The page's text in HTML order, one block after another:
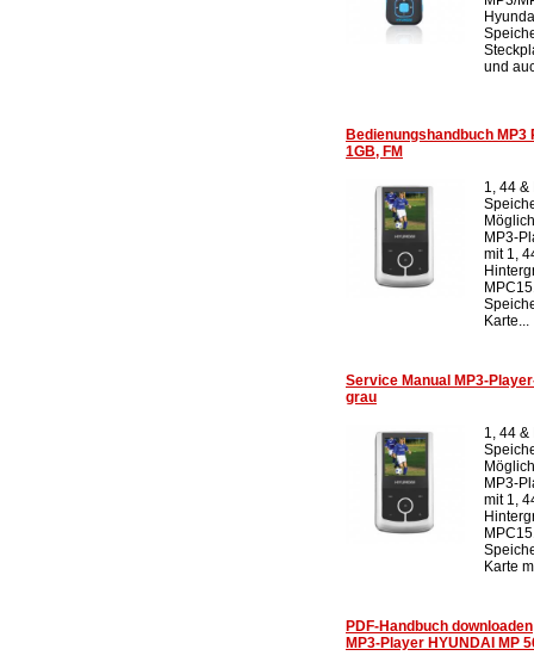
und
Bedienungshandbuch MP3
1GB, FM
1, 44 &
MP3-
mit 1,
Karte...
Service Manual MP3-
grau
1, 44
MP3-
mit 1,
Karte
PDF-Handbuch downloaden
MP3-Player HYUNDAI MP